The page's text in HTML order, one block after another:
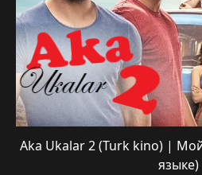
Aka Ukalar 2 (Turk kino) |
языке)